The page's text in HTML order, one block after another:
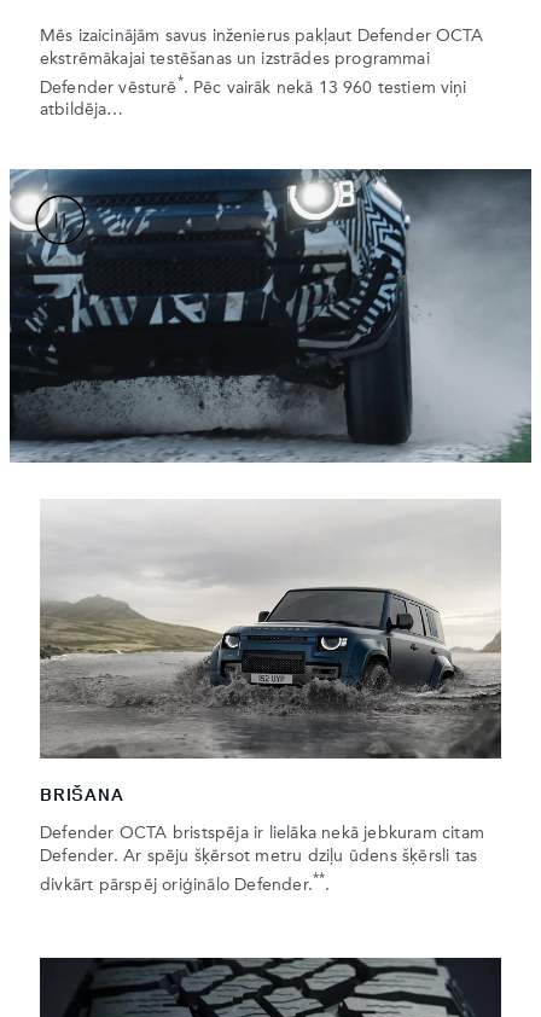
Mēs izaicinājām savus inženierus pakļaut Defender OCTA
ekstrēmākajai testēšanas un izstrādes programmai
Defender vēsturē*. Pēc vairāk nekā 13 960 testiem viņi
atbildēja…
BRIŠANA
Defender OCTA bristspēja ir lielāka nekā jebkuram citam
Defender. Ar spēju šķērsot metru dziļu ūdens šķērsli tas
divkārt pārspēj oriģinālo Defender.**.